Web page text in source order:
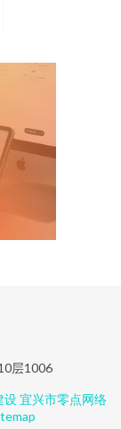
层1006
设宜兴市零点网络